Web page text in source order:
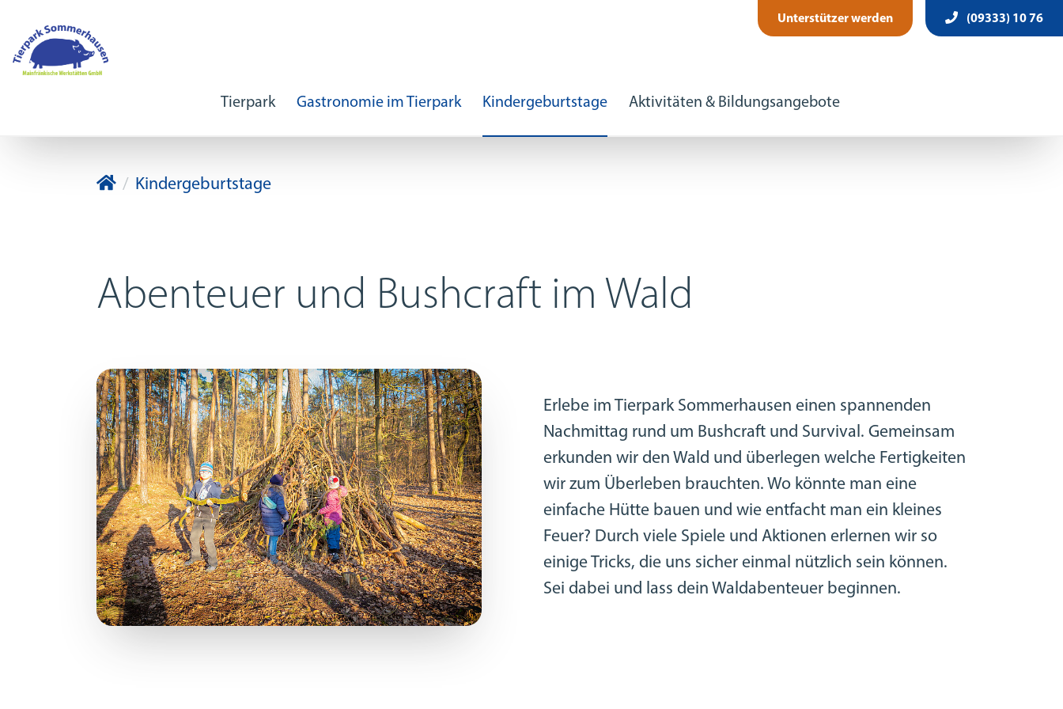
Unterstützer werden (09333) 10 76
Tierpark Gastronomie im Tierpark Kindergeburtstage Aktivitäten & Bildungsangebote
Tierpark Sommerhausen
Kindergeburtstage
Abenteuer und Bushcraft im Wald
Erlebe im Tierpark Sommerhausen einen spannenden
Nachmittag rund um Bushcraft und Survival. Gemeinsam
erkunden wir den Wald und überlegen welche Fertigkeiten
wir zum Überleben brauchten. Wo könnte man eine
einfache Hütte bauen und wie entfacht man ein kleines
Feuer? Durch viele Spiele und Aktionen erlernen wir so
einige Tricks, die uns sicher einmal nützlich sein können.
Sei dabei und lass dein Waldabenteuer beginnen.